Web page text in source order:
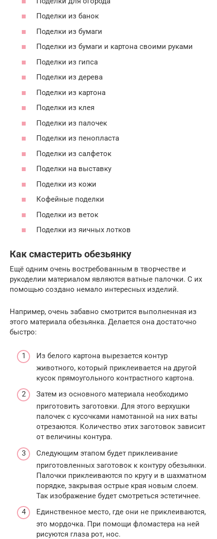
Поделки из банок
Поделки из бумаги
Поделки из бумаги и картона своими руками
Поделки из гипса
Поделки из дерева
Поделки из картона
Поделки из клея
Поделки из палочек
Поделки из пенопласта
Поделки из салфеток
Поделки на выставку
Поделки из кожи
Кофейные поделки
Поделки из веток
Поделки из яичных лотков
Как смастерить обезьянку
Ещё одним очень востребованным в творчестве и
рукоделии материалом являются ватные палочки. С их
помощью создано немало интересных изделий.
Например, очень забавно смотрится выполненная из
этого материала обезьянка. Делается она достаточно
быстро:
Из белого картона вырезается контур
животного, который приклеивается на другой
кусок прямоугольного контрастного картона.
Затем из основного материала необходимо
приготовить заготовки. Для этого верхушки
палочек с кусочками намотанной на них ваты
отрезаются. Количество этих заготовок зависит
от величины контура.
Следующим этапом будет приклеивание
приготовленных заготовок к контуру обезьянки.
Палочки приклеиваются по кругу и в шахматном
порядке, закрывая острые края новым слоем.
Так изображение будет смотреться эстетичнее.
Единственное место, где они не приклеиваются,
это мордочка. При помощи фломастера на ней
рисуются глаза рот, нос.